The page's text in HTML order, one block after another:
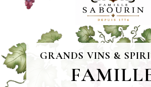
GRANDS VINS &